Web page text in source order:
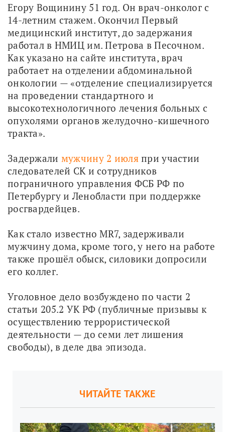
Егору Вощинину 51 год. Он врач-онколог с
14-летним стажем. Окончил Первый
медицинский институт, до задержания
работал в НМИЦ им. Петрова в Песочном.
Как указано на сайте института, врач
работает на отделении абдоминальной
онкологии — «отделение специализируется
на проведении стандартного и
высокотехнологичного лечения больных с
опухолями органов желудочно-кишечного
тракта».
Задержали мужчину 2 июля при участии
следователей СК и сотрудников
пограничного управления ФСБ РФ по
Петербургу и Ленобласти при поддержке
росгвардейцев.
Как стало известно MR7, задерживали
мужчину дома, кроме того, у него на работе
также прошёл обыск, силовики допросили
его коллег.
Уголовное дело возбуждено по части 2
статьи 205.2 УК РФ (публичные призывы к
осуществлению террористической
деятельности — до семи лет лишения
свободы), в деле два эпизода.
ЧИТАЙТЕ ТАКЖЕ